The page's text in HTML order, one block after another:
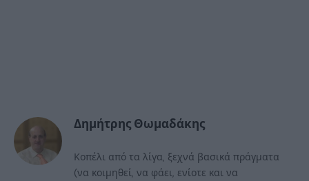
Δημήτρης Θωμαδάκης
Κοπέλι από τα λίγα, ξεχνά βασικά πράγματα
(να κοιμηθεί, να φάει, ενίοτε και να